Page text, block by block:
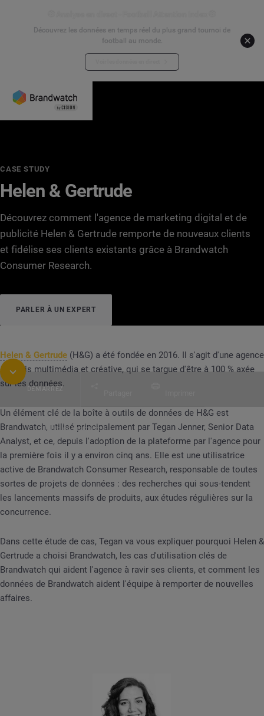
Découvrez les données en temps réel du plus grand tournoi de
football au monde.
CASE STUDY
Helen & Gertrude
Découvrez comment l'agence de marketing digital et de
publicité Helen & Gertrude remporte de nouveaux clients
et fidélise ses clients existants grâce à Brandwatch
Consumer Research.
PARLER À UN EXPERT
CASE STUDY Helen & Gertrude
DÉMARREZ
Table des matières
Helen & Gertrude (H&G) a été fondée en 2016. Il s'agit d'une agence
à la fois multimédia et créative, qui se targue d'être à 100 % axée
sur les données.
Un élément clé de la boîte à outils de données de H&G est
Brandwatch, utilisé principalement par Tegan Jenner, Senior Data
Analyst, et ce, depuis l'adoption de la plateforme par l'agence pour
la première fois il y a environ cinq ans. Elle est une utilisatrice
active de Brandwatch Consumer Research, responsable de toutes
sortes de projets de données : des recherches qui sous-tendent
les lancements massifs de produits, aux études régulières sur la
concurrence.
Dans cette étude de cas, Tegan va vous expliquer pourquoi Helen &
Gertrude a choisi Brandwatch, les cas d'utilisation clés de
Brandwatch qui aident l'agence à ravir ses clients, et comment les
données de Brandwatch aident l'équipe à remporter de nouvelles
affaires.